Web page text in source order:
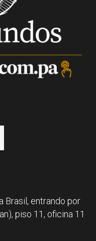
Brasil, entrando por
piso 11, oficina 11